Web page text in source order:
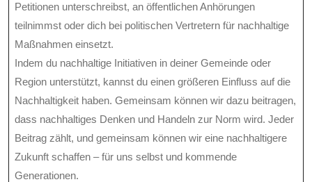
Petitionen unterschreibst, an öffentlichen Anhörungen
teilnimmst oder dich bei politischen Vertretern für nachhaltige
Maßnahmen einsetzt.
Indem du nachhaltige Initiativen in deiner Gemeinde oder
Region unterstützt, kannst du einen größeren Einfluss auf die
Nachhaltigkeit haben. Gemeinsam können wir dazu beitragen,
dass nachhaltiges Denken und Handeln zur Norm wird. Jeder
Beitrag zählt, und gemeinsam können wir eine nachhaltigere
Zukunft schaffen – für uns selbst und kommende
Generationen.